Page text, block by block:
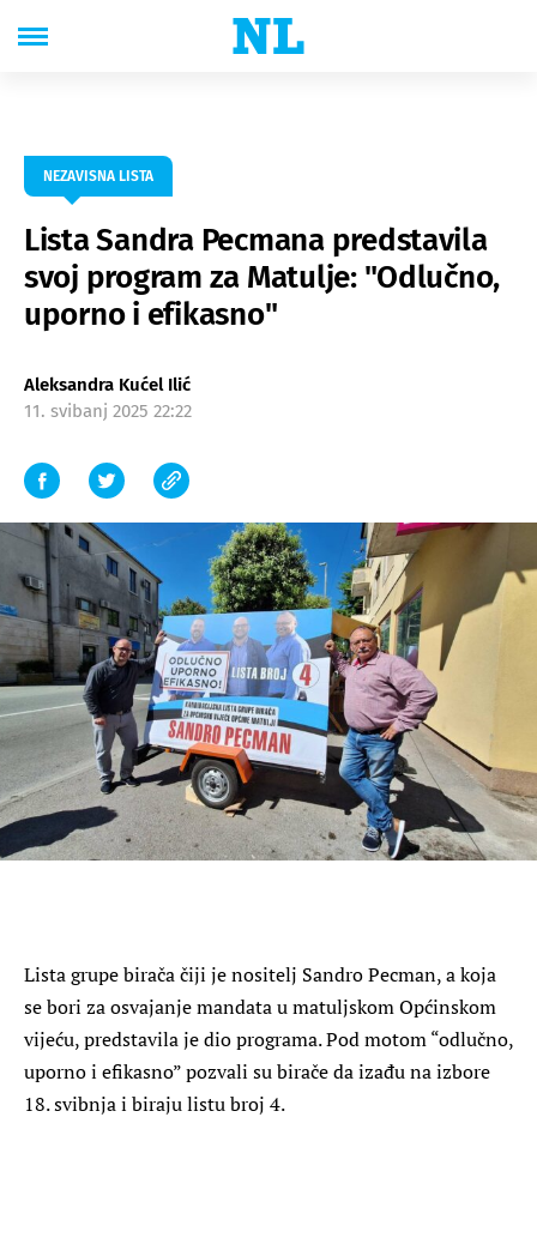
NEZAVISNA LISTA
Lista Sandra Pecmana predstavila
svoj program za Matulje: "Odlučno,
uporno i efikasno"
Aleksandra Kućel Ilić
11. svibanj 2025 22:22
Lista grupe birača čiji je nositelj Sandro Pecman, a koja
se bori za osvajanje mandata u matuljskom Općinskom
vijeću, predstavila je dio programa. Pod motom “odlučno,
uporno i efikasno” pozvali su birače da izađu na izbore
18. svibnja i biraju listu broj 4.